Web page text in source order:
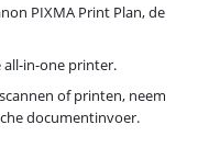
PIXMA Print Plan, de
all-in-one printer.
of printen, neem
documentinvoer.